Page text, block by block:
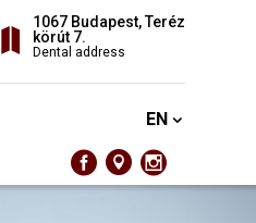
1067 Budapest, Teréz
körút 7.
Dental address
EN